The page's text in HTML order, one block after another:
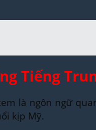
Tiếng
là ngôn ngữ
kịp Mỹ.